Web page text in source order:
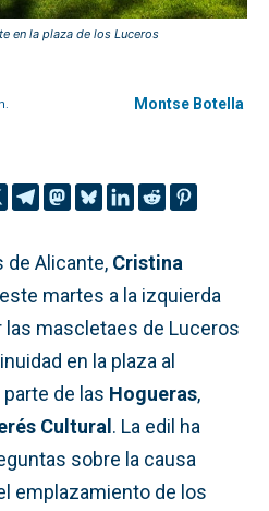
en la plaza de los Luceros
Montse Botella
de Alicante, Cristina
martes a la izquierda
las mascletaes de Luceros
en la plaza al
de las Hogueras,
Cultural. La edil ha
sobre la causa
emplazamiento de los